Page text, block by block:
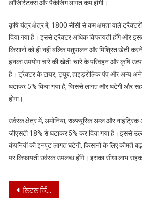
लॉजिस्टिक्स और पैकेजिंग लागत कम होगी।
कृषि यंत्र क्षेत्र में, 1800 सीसी से कम क्षमता वाले
दिया गया है। इससे ट्रैक्टर अधिक किफायती होंगे और
किसानों को ही नहीं बल्कि पशुपालन और मिश्रित खेती करने
इनका उपयोग चारे की खेती, चारे के परिवहन और कृषि
है। ट्रैक्टर के टायर, ट्यूब, हाइड्रोलिक पंप और अन्य
घटाकर 5% किया गया है, जिससे लागत और घटेगी और
होगा।
उर्वरक क्षेत्र में, अमोनिया, सल्फ्यूरिक अम्ल और
जीएसटी 18% से घटाकर 5% कर दिया गया है। इससे
कंपनियों की इनपुट लागत घटेगी, किसानों के लिए कीमतें
पर किफायती उर्वरक उपलब्ध होंगे। इसका सीधा लाभ
Post
ਲਿਟਲ ਕਿੰਗਡਮ ਇੰਟਰਨੈਸ਼ਨਲ ਸਕੂਲ ਨੇ ਹੜ੍ਹ ਪੀੜਤਾਂ ਦੀ ਮਦਦ